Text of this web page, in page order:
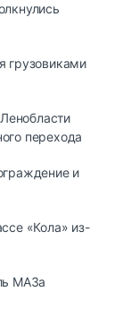
грузовиками
перехода
и
«Кола» из-
МАЗа